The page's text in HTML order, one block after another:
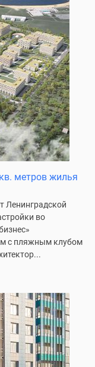
метров жилья
Ленинградской
во
с пляжным клубом